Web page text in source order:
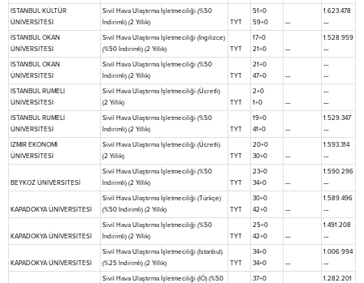
İSTANBUL KÜLTÜR
ÜNİVERSİTESİ
Sivil Hava Ulaştırma İşletmeciliği (%50
İndirimli) (2 Yıllık)
TYT
51+0
59+0
—
1.623.478
—
İSTANBUL OKAN
ÜNİVERSİTESİ
Sivil Hava Ulaştırma İşletmeciliği (İngilizce)
(%50 İndirimli) (2 Yıllık)
TYT
17+0
21+0
—
1.528.959
—
İSTANBUL OKAN
ÜNİVERSİTESİ
Sivil Hava Ulaştırma İşletmeciliği (%50
İndirimli) (2 Yıllık)
TYT
21+0
47+0
—
—
—
İSTANBUL RUMELİ
ÜNİVERSİTESİ
Sivil Hava Ulaştırma İşletmeciliği (Ücretli)
(2 Yıllık)
TYT
2+0
1+0
—
—
—
İSTANBUL RUMELİ
ÜNİVERSİTESİ
Sivil Hava Ulaştırma İşletmeciliği (%50
İndirimli) (2 Yıllık)
TYT
19+0
41+0
—
1.529.347
—
İZMİR EKONOMİ
ÜNİVERSİTESİ
Sivil Hava Ulaştırma İşletmeciliği (Ücretli)
(2 Yıllık)
TYT
20+0
30+0
—
1.593.314
—
BEYKOZ ÜNİVERSİTESİ
Sivil Hava Ulaştırma İşletmeciliği (%50
İndirimli) (2 Yıllık)
TYT
23+0
34+0
—
1.590.296
—
KAPADOKYA ÜNİVERSİTESİ
Sivil Hava Ulaştırma İşletmeciliği (Türkçe)
(%50 İndirimli) (2 Yıllık)
TYT
30+0
42+0
—
1.589.496
—
KAPADOKYA ÜNİVERSİTESİ
Sivil Hava Ulaştırma İşletmeciliği (%50
İndirimli) (2 Yıllık)
TYT
25+0
42+0
—
1.491.208
—
KAPADOKYA ÜNİVERSİTESİ
Sivil Hava Ulaştırma İşletmeciliği (İstanbul)
(%25 İndirimli) (2 Yıllık)
TYT
34+0
34+0
—
1.006.994
—
Sivil Hava Ulaştırma İşletmeciliği (İÖ) (%50
37+0
1.282.201